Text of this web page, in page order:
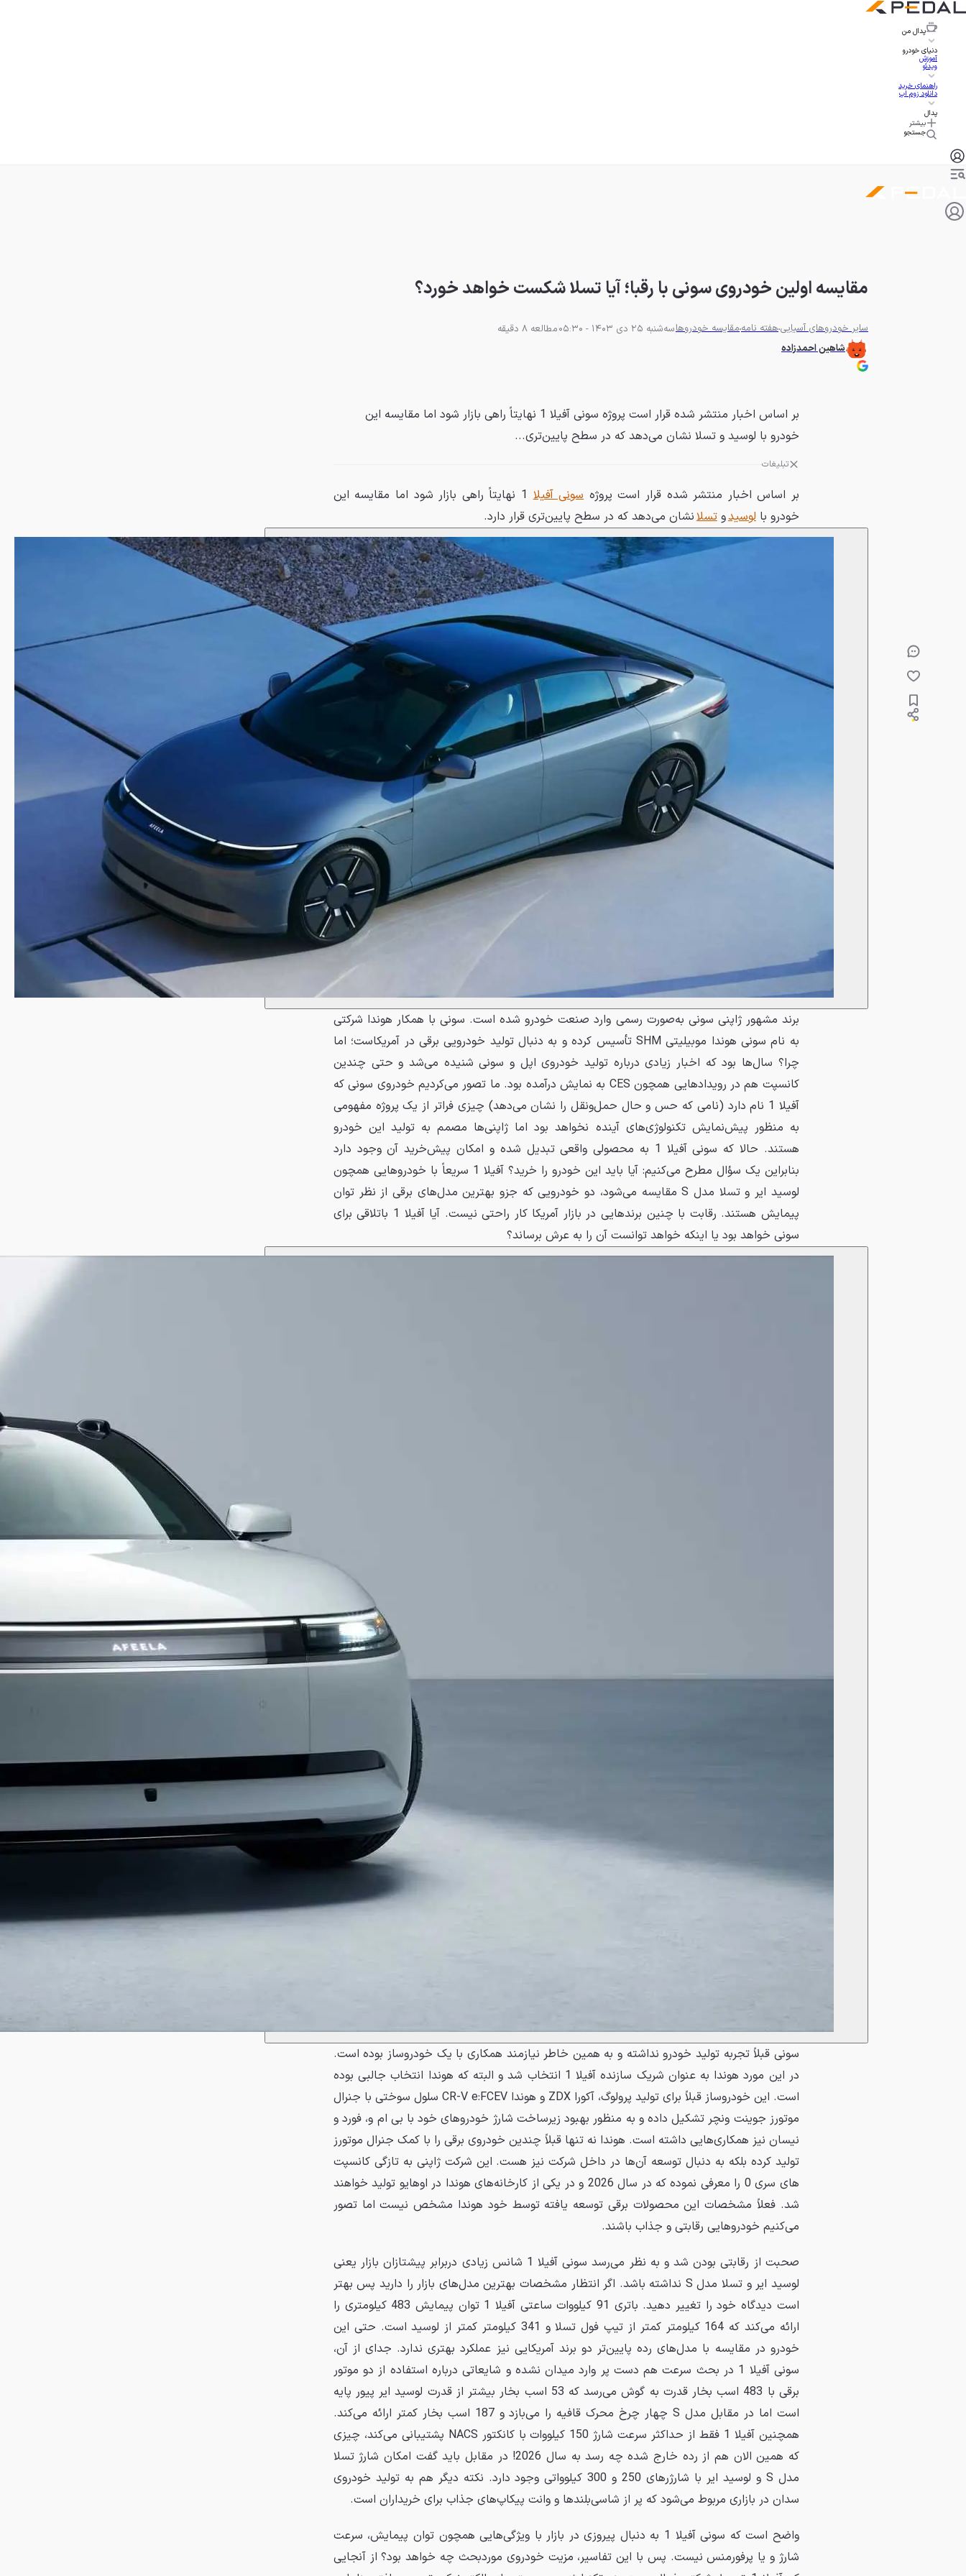
پدال من
دنیای خودرو
آموزش
ویدئو
راهنمای خرید
دانلود زوم اپ
پدال
بیشتر
جستجو
مقایسه اولین خودروی سونی با رقبا؛ آیا تسلا شکست خواهد خورد؟
سایر خودروهای آسیاییهفته نامهمقایسه خودروهاسه‌شنبه 25 دی 1403 - 05:30
مطالعه 8 دقیقه
شاهین احمدزاده
بر اساس اخبار منتشر شده قرار است پروژه سونی آفیلا 1 نهایتاً راهی بازار شود اما مقایسه این
خودرو با لوسید و تسلا نشان می‌دهد که در سطح پایین‌تری...
تبلیغات
بر اساس اخبار منتشر شده قرار است پروژهسونی آفیلا
1 نهایتاً راهی بازار شود اما مقایسه این
خودرو بالوسیدوتسلانشان می‌دهد که در سطح پایین‌تری قرار دارد.
برند مشهور ژاپنی سونی به‌صورت رسمی وارد صنعت خودرو شده است. سونی با همکار هوندا شرکتی
به نام سونی هوندا موبیلیتی SHM تأسیس کرده و به دنبال تولید خودرویی برقی در آمریکاست؛ اما
چرا؟ سال‌ها بود که اخبار زیادی درباره تولید خودروی اپل و سونی شنیده می‌شد و حتی چندین
کانسپت هم در رویدادهایی همچون CES به نمایش درآمده بود. ما تصور می‌کردیم خودروی سونی که
آفیلا 1 نام دارد (نامی که حس و حال حمل‌ونقل را نشان می‌دهد) چیزی فراتر از یک پروژه مفهومی
به منظور پیش‌نمایش تکنولوژی‌های آینده نخواهد بود اما ژاپنی‌ها مصمم به تولید این خودرو
هستند. حالا که سونی آفیلا 1 به محصولی واقعی تبدیل شده و امکان پیش‌خرید آن وجود دارد
بنابراین یک سؤال مطرح می‌کنیم: آیا باید این خودرو را خرید؟ آفیلا 1 سریعاً با خودروهایی همچون
لوسید ایر و تسلا مدل S مقایسه می‌شود، دو خودرویی که جزو بهترین مدل‌های برقی از نظر توان
پیمایش هستند. رقابت با چنین برندهایی در بازار آمریکا کار راحتی نیست. آیا آفیلا 1 باتلاقی برای
سونی خواهد بود یا اینکه خواهد توانست آن را به عرش برساند؟
سونی قبلاً تجربه تولید خودرو نداشته و به همین خاطر نیازمند همکاری با یک خودروساز بوده است.
در این مورد هوندا به عنوان شریک سازنده آفیلا 1 انتخاب شد و البته که هوندا انتخاب جالبی بوده
است. این خودروساز قبلاً برای تولید پرولوگ، آکورا ZDX و هوندا CR-V e:FCEV سلول سوختی با جنرال
موتورز جوینت ونچر تشکیل داده و به منظور بهبود زیرساخت شارژ خودروهای خود با بی ام و، فورد و
نیسان نیز همکاری‌هایی داشته است. هوندا نه تنها قبلاً چندین خودروی برقی را با کمک جنرال موتورز
تولید کرده بلکه به دنبال توسعه آن‌ها در داخل شرکت نیز هست. این شرکت ژاپنی به تازگی کانسپت
های سری 0 را معرفی نموده که در سال 2026 و در یکی از کارخانه‌های هوندا در اوهایو تولید خواهند
شد. فعلاً مشخصات این محصولات برقی توسعه یافته توسط خود هوندا مشخص نیست اما تصور
می‌کنیم خودروهایی رقابتی و جذاب باشند.
صحبت از رقابتی بودن شد و به نظر می‌رسد سونی آفیلا 1 شانس زیادی دربرابر پیشتازان بازار یعنی
لوسید ایر و تسلا مدل S نداشته باشد. اگر انتظار مشخصات بهترین مدل‌های بازار را دارید پس بهتر
است دیدگاه خود را تغییر دهید. باتری 91 کیلووات ساعتی آفیلا 1 توان پیمایش 483 کیلومتری را
ارائه می‌کند که 164 کیلومتر کمتر از تیپ فول تسلا و 341 کیلومتر کمتر از لوسید است. حتی این
خودرو در مقایسه با مدل‌های رده پایین‌تر دو برند آمریکایی نیز عملکرد بهتری ندارد. جدای از آن،
سونی آفیلا 1 در بحث سرعت هم دست پر وارد میدان نشده و شایعاتی درباره استفاده از دو موتور
برقی با 483 اسب بخار قدرت به گوش می‌رسد که 53 اسب بخار بیشتر از قدرت لوسید ایر پیور پایه
است اما در مقابل مدل S چهار چرخ محرک قافیه را می‌بازد و 187 اسب بخار کمتر ارائه می‌کند.
همچنین آفیلا 1 فقط از حداکثر سرعت شارژ 150 کیلووات با کانکتور NACS پشتیبانی می‌کند، چیزی
که همین الان هم از رده خارج شده چه رسد به سال 2026! در مقابل باید گفت امکان شارژ تسلا
مدل S و لوسید ایر با شارژرهای 250 و 300 کیلوواتی وجود دارد. نکته دیگر هم به تولید خودروی
سدان در بازاری مربوط می‌شود که پر از شاسی‌بلندها و وانت پیکاپ‌های جذاب برای خریداران است.
واضح است که سونی آفیلا 1 به دنبال پیروزی در بازار با ویژگی‌هایی همچون توان پیمایش، سرعت
شارژ و یا پرفورمنس نیست. پس با این تفاسیر، مزیت خودروی موردبحث چه خواهد بود؟ از آنجایی